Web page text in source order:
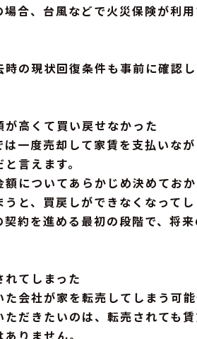
場合、台風などで火災保険が利
の現状回復条件も事前に確認し
が高くて買い戻せなかった
は一度売却して家賃を支払いな
言えます。
額についてあらかじめ決めてお
と、買戻しができなくなってし
契約を進める最初の段階で、将
れてしまった
会社が家を転売してしまう可能
ただきたいのは、転売されても
りません。